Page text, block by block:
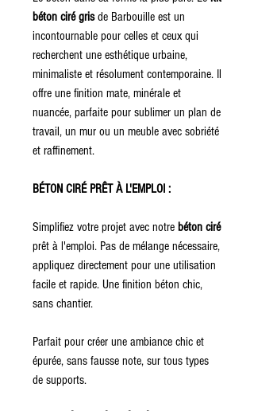
béton ciré grisde Barbouille est un
incontournable pour celles et ceux qui
recherchent une esthétique urbaine,
minimaliste et résolument contemporaine. Il
offre une finition mate, minérale et
nuancée, parfaite pour sublimer un plan de
travail, un mur ou un meuble avec sobriété
et raffinement.
BÉTON CIRÉ PRÊT À L'EMPLOI :
Simplifiez votre projet avec notre béton ciré
prêt à l'emploi. Pas de mélange nécessaire,
appliquez directement pour une utilisation
facile et rapide. Une finition béton chic,
sans chantier.
Parfait pour créer une ambiance chic et
épurée, sans fausse note, sur tous types
de supports.